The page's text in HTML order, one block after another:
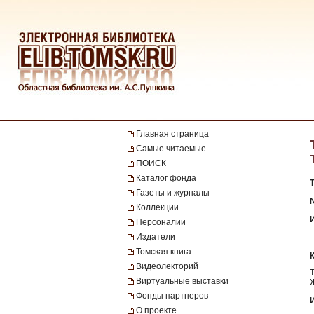
Главная страница
Самые читаемые
ПОИСК
Каталог фонда
Газеты и журналы
Коллекции
Персоналии
Издатели
Томская книга
Видеолекторий
Виртуальные выставки
Фонды партнеров
О проекте